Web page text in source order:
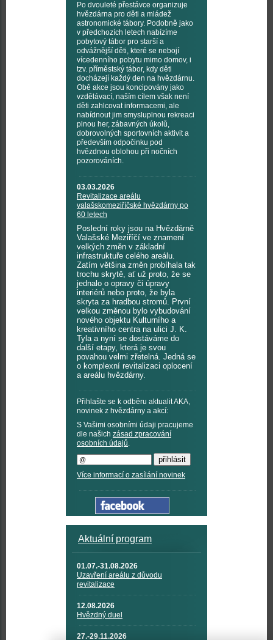
Po dvouleté přestávce organizuje
hvězdárna pro děti a mládež
astronomické tábory. Podobně jako
v předchozích letech nabízíme
pobytový tábor pro starší a
odvážnější děti, které se nebojí
vícedenního pobytu mimo domov, i
tzv. příměstský tábor, kdy děti
docházejí každý den na hvězdárnu.
Obě akce jsou koncipovány jako
vzdělávací, naším cílem však není
děti zahlcovat informacemi, ale
nabídnout jim smysluplnou rekreaci
plnou her, zábavných úkolů,
dobrovolných sportovních aktivit a
především odpočinku pod
hvězdnou oblohou při nočních
pozorováních.
03.03.2026
Revitalizace areálu
valašskomeziříčské hvězdárny po
60 letech
Poslední roky jsou na Hvězdárně
Valašské Meziříčí ve znamení
velkých změn v základní
infrastruktuře celého areálu.
Zatím většina změn probíhala tak
trochu skrytě, ať už proto, že se
jednalo o opravy či úpravy
interiérů nebo proto, že byla
skryta za hradbou stromů. První
velkou změnou bylo vybudování
nového objektu Kulturního a
kreativního centra na ulici J. K.
Tyla a nyní se dostáváme do
další etapy, která je svou
povahou velmi zřetelná. Jedná se
o komplexní revitalizaci oplocení
a areálu hvězdárny.
Přihlašte se k odběru aktualit AKA,
novinek z hvězdárny a akcí:
S Vašimi osobními údaji pracujeme
dle našich zásad zpracování
osobních údajů.
Více informací o zasílání novinek
Aktuální program
01.07.-31.08.2026
Uzavření areálu z důvodu
revitalizace
12.08.2026
Hvězdný duel
27.-29.11.2026